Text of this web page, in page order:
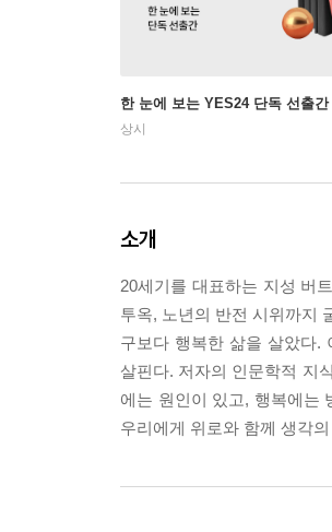
한 눈에 보는 YES24 단독 선출간
상시
소개
20세기를 대표하는 지성 버
투옥, 노년의 반전 시위까지
구보다 행복한 삶을 살았다.
살핀다. 저자의 인문학적 지
에는 원인이 있고, 행복에는
우리에게 위로와 함께 생각